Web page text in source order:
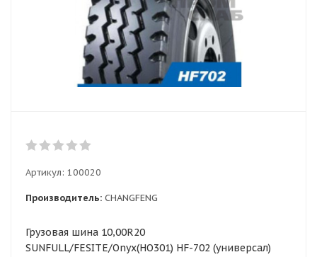
Артикул: 100020
Производитель: CHANGFENG
Грузовая шина 10,00R20
SUNFULL/FESITE/Onyx(HO301) HF-702 (универсал)